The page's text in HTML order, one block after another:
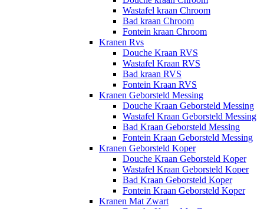
Wastafel kraan Chroom
Bad kraan Chroom
Fontein kraan Chroom
Kranen Rvs
Douche Kraan RVS
Wastafel Kraan RVS
Bad kraan RVS
Fontein Kraan RVS
Kranen Geborsteld Messing
Douche Kraan Geborsteld Messing
Wastafel Kraan Geborsteld Messing
Bad Kraan Geborsteld Messing
Fontein Kraan Geborsteld Messing
Kranen Geborsteld Koper
Douche Kraan Geborsteld Koper
Wastafel Kraan Geborsteld Koper
Bad Kraan Geborsteld Koper
Fontein Kraan Geborsteld Koper
Kranen Mat Zwart